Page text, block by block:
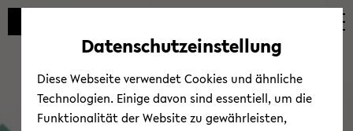
Automatische
vermeiden
zum
wechseln
zum
wechseln
zum
wechseln
Datenschutzeinstellung
Diese Webseite verwendet Cookies und ähnliche
Technologien. Einige davon sind essentiell, um die
Funktionalität der Website zu gewährleisten,